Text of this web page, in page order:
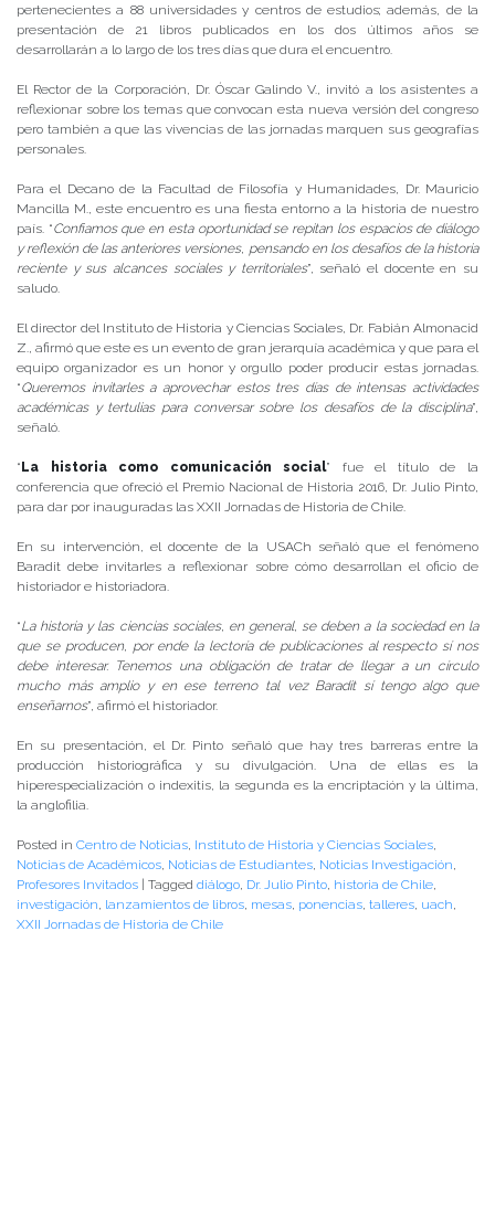
pertenecientes a 88 universidades y centros de estudios; además, de la
presentación de 21 libros publicados en los dos últimos años se
desarrollarán a lo largo de los tres días que dura el encuentro.
El Rector de la Corporación, Dr. Óscar Galindo V., invitó a los asistentes a
reflexionar sobre los temas que convocan esta nueva versión del congreso
pero también a que las vivencias de las jornadas marquen sus geografías
personales.
Para el Decano de la Facultad de Filosofía y Humanidades, Dr. Mauricio
Mancilla M., este encuentro es una fiesta entorno a la historia de nuestro
país. “Confiamos que en esta oportunidad se repitan los espacios de diálogo
y reflexión de las anteriores versiones, pensando en los desafíos de la historia
reciente y sus alcances sociales y territoriales”, señaló el docente en su
saludo.
El director del Instituto de Historia y Ciencias Sociales, Dr. Fabián Almonacid
Z., afirmó que este es un evento de gran jerarquía académica y que para el
equipo organizador es un honor y orgullo poder producir estas jornadas.
“Queremos invitarles a aprovechar estos tres días de intensas actividades
académicas y tertulias para conversar sobre los desafíos de la disciplina”,
señaló.
“La historia como comunicación social” fue el título de la
conferencia que ofreció el Premio Nacional de Historia 2016, Dr. Julio Pinto,
para dar por inauguradas las XXII Jornadas de Historia de Chile.
En su intervención, el docente de la USACh señaló que el fenómeno
Baradit debe invitarles a reflexionar sobre cómo desarrollan el oficio de
historiador e historiadora.
“La historia y las ciencias sociales, en general, se deben a la sociedad en la
que se producen, por ende la lectoría de publicaciones al respecto sí nos
debe interesar. Tenemos una obligación de tratar de llegar a un círculo
mucho más amplio y en ese terreno tal vez Baradit sí tengo algo que
enseñarnos”, afirmó el historiador.
En su presentación, el Dr. Pinto señaló que hay tres barreras entre la
producción historiográfica y su divulgación. Una de ellas es la
hiperespecialización o indexitis, la segunda es la encriptación y la última,
la anglofilia.
Posted in Centro de Noticias, Instituto de Historia y Ciencias Sociales,
Noticias de Académicos, Noticias de Estudiantes, Noticias Investigación,
Profesores Invitados | Tagged diálogo, Dr. Julio Pinto, historia de Chile,
investigación, lanzamientos de libros, mesas, ponencias, talleres, uach,
XXII Jornadas de Historia de Chile